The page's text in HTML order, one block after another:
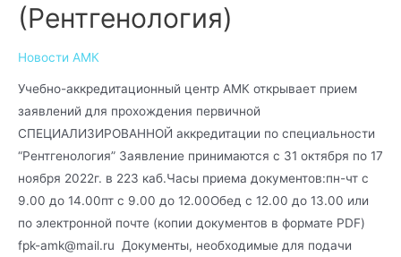
(Рентгенология)
Новости АМК
Учебно-аккредитационный центр АМК открывает прием
заявлений для прохождения первичной
СПЕЦИАЛИЗИРОВАННОЙ аккредитации по специальности
“Рентгенология” Заявление принимаются с 31 октября по 17
ноября 2022г. в 223 каб.Часы приема документов:пн-чт с
9.00 до 14.00пт с 9.00 до 12.00Обед с 12.00 до 13.00 или
по электронной почте (копии документов в формате PDF)
fpk-amk@mail.ru Документы, необходимые для подачи